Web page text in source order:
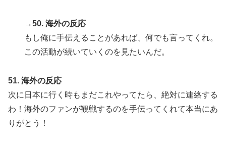
→50. 海外の反応
もし俺に手伝えることがあれば、何でも言ってくれ。
この活動が続いていくのを見たいんだ。
51. 海外の反応
次に日本に行く時もまだこれやってたら、絶対に連絡する
わ！海外のファンが観戦するのを手伝ってくれて本当にあ
りがとう！